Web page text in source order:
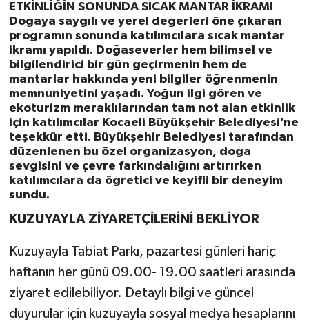
ETKİNLİĞİN SONUNDA SICAK MANTAR İKRAMI
Doğaya saygılı ve yerel değerleri öne çıkaran
programın sonunda katılımcılara sıcak mantar
ikramı yapıldı. Doğaseverler hem bilimsel ve
bilgilendirici bir gün geçirmenin hem de
mantarlar hakkında yeni bilgiler öğrenmenin
memnuniyetini yaşadı. Yoğun ilgi gören ve
ekoturizm meraklılarından tam not alan etkinlik
için katılımcılar Kocaeli Büyükşehir Belediyesi’ne
teşekkür etti. Büyükşehir Belediyesi tarafından
düzenlenen bu özel organizasyon, doğa
sevgisini ve çevre farkındalığını artırırken
katılımcılara da öğretici ve keyifli bir deneyim
sundu.
KUZUYAYLA ZİYARETÇİLERİNİ BEKLİYOR
Kuzuyayla Tabiat Parkı, pazartesi günleri hariç
haftanın her günü 09.00- 19.00 saatleri arasında
ziyaret edilebiliyor. Detaylı bilgi ve güncel
duyurular için kuzuyayla sosyal medya hesaplarını